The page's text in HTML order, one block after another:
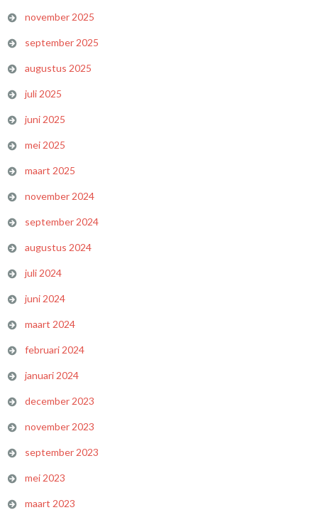
november 2025
september 2025
augustus 2025
juli 2025
juni 2025
mei 2025
maart 2025
november 2024
september 2024
augustus 2024
juli 2024
juni 2024
maart 2024
februari 2024
januari 2024
december 2023
november 2023
september 2023
mei 2023
maart 2023